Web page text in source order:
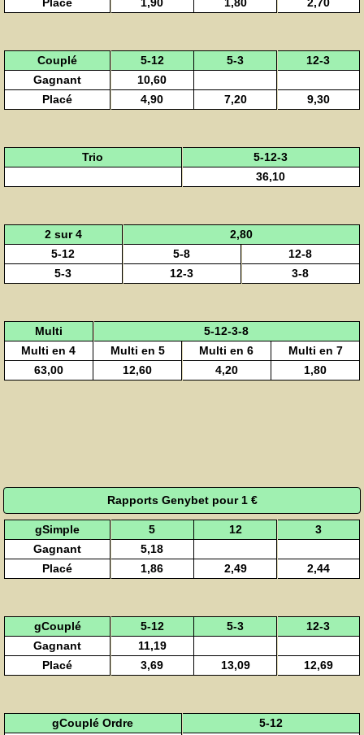
Couplé 5-12 5-3
12-3
Gagnant
10,60
Placé
4,90 7,20 9,30
Trio
5-12-3
36,10
2 sur 4
2,80
5-12
5-8
12-8
5-3
12-3 3-8
Multi
5-12-3-8
Multi en 4
Multi en 5 Multi en 6
Multi en 7
63,00
12,60 4,20 1,80
Rapports Genybet pour 1 €
gSimple 5 12
3
Gagnant
5,18
Placé
1,86 2,49 2,44
gCouplé 5-12 5-3
12-3
Gagnant
11,19
Placé
3,69 13,09 12,69
gCouplé Ordre
5-12